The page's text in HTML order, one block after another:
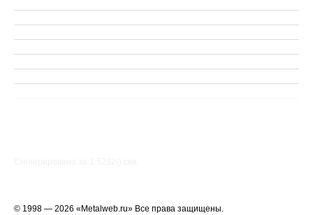
© 1998 — 2026 «Metalweb.ru» Все права защищены.